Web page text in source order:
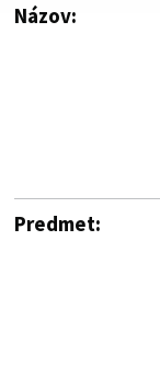
Názov:
Predmet: